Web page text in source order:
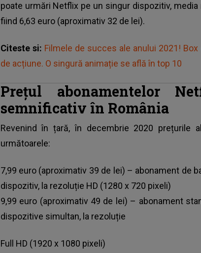
poate urmări Netflix pe un singur dispozitiv,
fiind 6,63 euro (aproximativ 32 de lei).
Citeste si: Filmele de succes ale anului 2021!
de acțiune. O singură animație se află în top 10
Prețul abonamentelor
semnificativ în România
Revenind în țară, în decembrie 2020 prețurile
următoarele:
7,99 euro (aproximativ 39 de lei) – abonament de
dispozitiv, la rezoluție HD (1280 x 720 pixeli)
9,99 euro (aproximativ 49 de lei) – abonament
dispozitive simultan, la rezoluție
Full HD (1920 x 1080 pixeli)